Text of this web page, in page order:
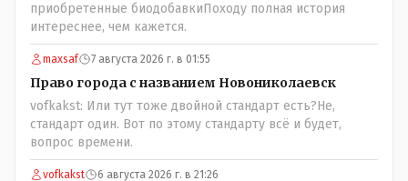
приобретенные биодобавкиПоходу полная история
интереснее, чем кажется.
maxsaf 7 августа 2026 г. в 01:55
Право города с названием Новониколаевск
vofkakst: Или тут тоже двойной стандарт есть?Не,
стандарт один. Вот по этому стандарту всё и будет,
вопрос времени.
vofkakst 6 августа 2026 г. в 21:26